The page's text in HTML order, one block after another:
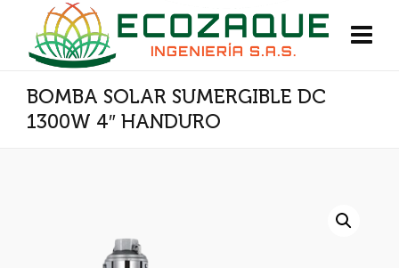
BOMBA SOLAR SUMERGIBLE DC
1300W 4″ HANDURO